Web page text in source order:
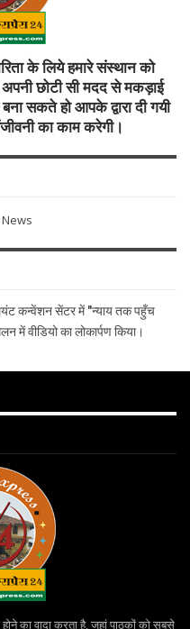
के लिये हमारे संस्थान को
छोटी सी मदद से मकड़ाई
सकते हो आपके द्वारा दी गयी
का काम करेगी।
कन्वेंशन सेंटर में "न्याय तक पहुँच
में वीडियो का लोकार्पण किया।
का वादा करता है, जहां पाठकों को सबसे